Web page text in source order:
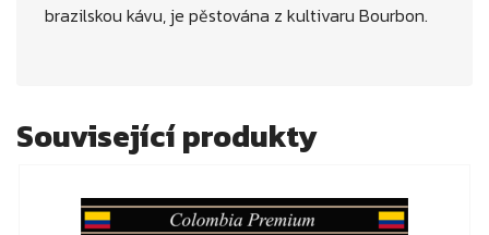
brazilskou kávu, je pěstována z kultivaru Bourbon.
Související produkty